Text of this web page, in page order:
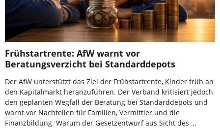
Frühstartrente: AfW warnt vor
Beratungsverzicht bei Standarddepots
Der AfW unterstützt das Ziel der Frühstartrente, Kinder früh an
den Kapitalmarkt heranzuführen. Der Verband kritisiert jedoch
den geplanten Wegfall der Beratung bei Standarddepots und
warnt vor Nachteilen für Familien, Vermittler und die
Finanzbildung. Warum der Gesetzentwurf aus Sicht des …